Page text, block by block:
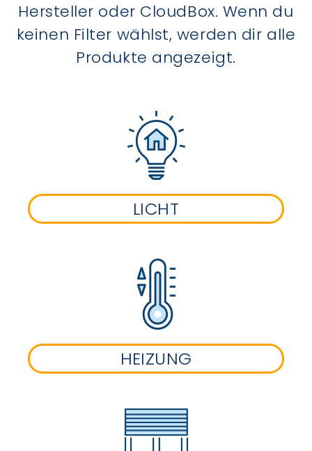
Hersteller oder CloudBox. Wenn du
keinen Filter wählst, werden dir alle
Produkte angezeigt.
LICHT
HEIZUNG